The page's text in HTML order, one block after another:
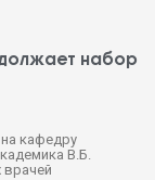
набор
кафедру
В.Б.
врачей